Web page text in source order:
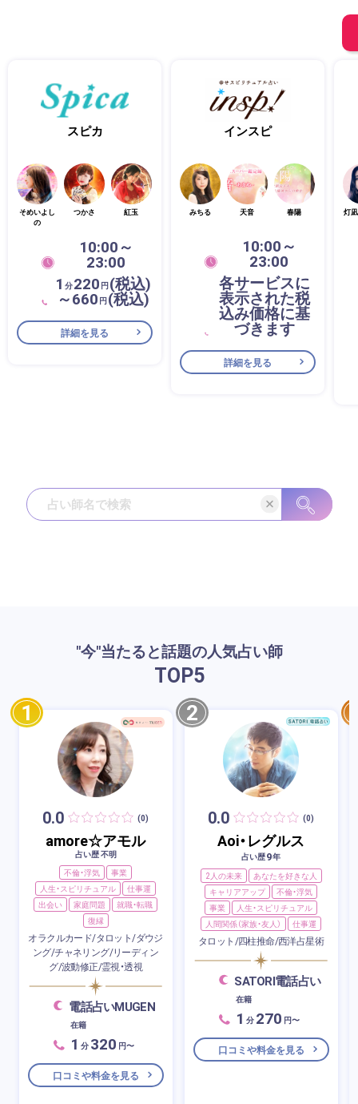
スピカ
そめいよし
の
つかさ 紅玉
10:00～
23:00
1 分220 円(税込)
～660 円(税込)
詳細を見る
インスピ
みちる 天音 春陽
10:00～
23:00
各サービスに
表示された税
込み価格に基
づきます
詳細を見る
灯
"今"当たると話題の人気占い師
TOP5
1
0.0 (0)
amore☆アモル
占い歴 不明
不倫・浮気
事業
人生・スピリチュアル
仕事運
出会い
家庭問題
就職・転職
復縁
オラクルカード/タロット/ダウジ
ング/チャネリング/リーディン
グ/波動修正/霊視・透視
電話占いMUGEN
在籍
1 分 320 円〜
口コミや料金を見る
2
0.0 (0)
Aoi・レグルス
占い歴9年
2人の未来
あなたを好きな人
キャリアアップ
不倫・浮気
事業
人生・スピリチュアル
人間関係（家族・友人）
仕事運
タロット/四柱推命/西洋占星術
SATORI電話占い
在籍
1 分 270 円〜
口コミや料金を見る